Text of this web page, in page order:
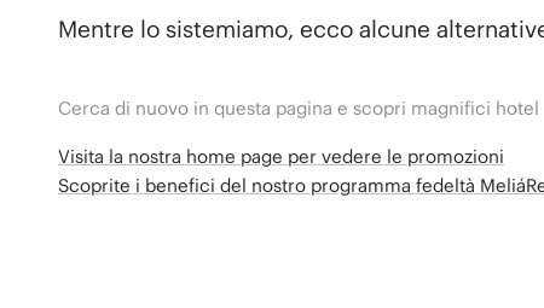
Mentre lo sistemiamo, ecco alcune
Cerca di nuovo in questa pagina e scopri magnifici hotel
Visita la nostra home page per vedere le promozioni
Scoprite i benefici del nostro programma fedeltà